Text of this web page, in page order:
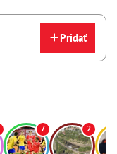
Pridať
7 2